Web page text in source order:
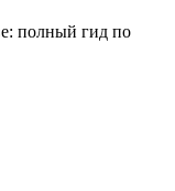
полный гид по